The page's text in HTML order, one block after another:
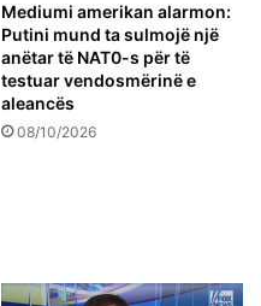
Mediumi amerikan alarmon:
Putini mund ta sulmojë një
anëtar të NAT0-s për të
testuar vendosmërinë e
aleancës
08/10/2026